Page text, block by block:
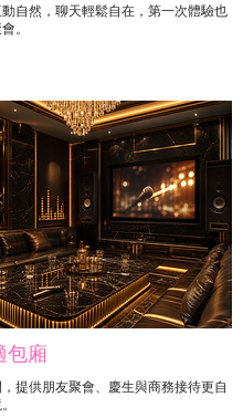
自然，聊天輕鬆自在，第一次體驗也
。
廂
提供朋友聚會、慶生與商務接待更自